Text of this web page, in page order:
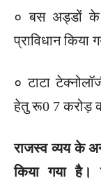
० बस अड्डों के
प्राविधान किया
० टाटा
हेतु रू0 7 करोड़
राजस्व व्यय के
किया गया